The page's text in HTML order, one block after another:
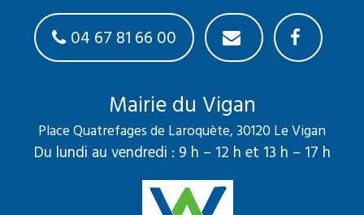
04 67 81 66 00
Mairie du Vigan
Place Quatrefages de Laroquète, 30120 Le Vigan
Du lundi au vendredi : 9 h – 12 h et 13 h – 17 h